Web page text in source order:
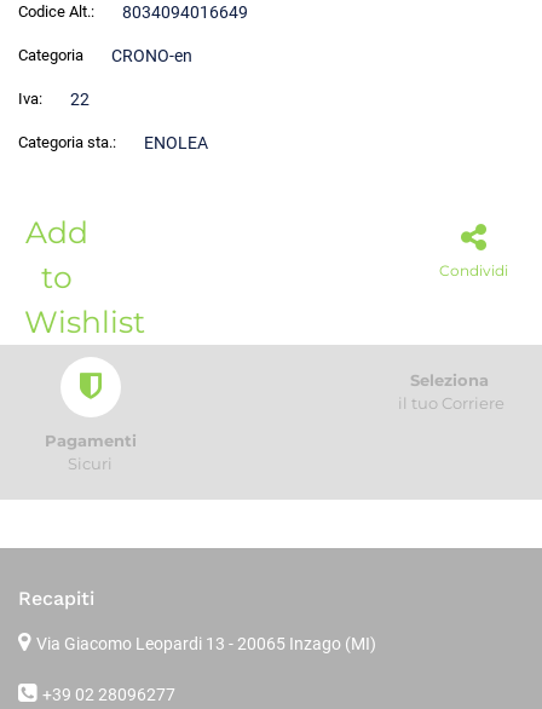
Codice Alt.: 8034094016649
Categoria CRONO-en
Iva: 22
Categoria sta.: ENOLEA
Add
to
Wishlist
Condividi
Pagamenti
Sicuri
Seleziona
il tuo Corriere
Recapiti
Via Giacomo Leopardi 13 - 20065 Inzago (MI)
+39 02 28096277